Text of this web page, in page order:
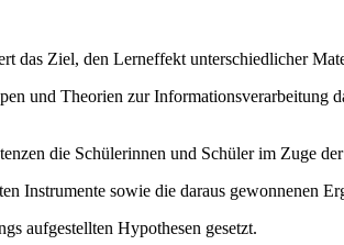
das Ziel, den Lerneffekt unterschiedlicher
und Theorien zur Informationsverarbeitung
die Schülerinnen und Schüler im Zuge
Instrumente sowie die daraus gewonnenen
aufgestellten Hypothesen gesetzt.